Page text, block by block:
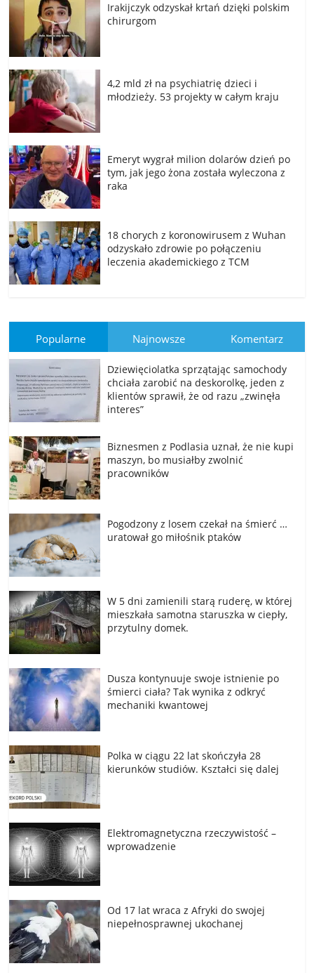
Irakijczyk odzyskał krtań dzięki polskim
chirurgom
4,2 mld zł na psychiatrię dzieci i
młodzieży. 53 projekty w całym kraju
Emeryt wygrał milion dolarów dzień po
tym, jak jego żona została wyleczona z
raka
18 chorych z koronowirusem z Wuhan
odzyskało zdrowie po połączeniu
leczenia akademickiego z TCM
Popularne Najnowsze Komentarz
Dziewięciolatka sprzątając samochody
chciała zarobić na deskorolkę, jeden z
klientów sprawił, że od razu „zwinęła
interes”
Biznesmen z Podlasia uznał, że nie kupi
maszyn, bo musiałby zwolnić
pracowników
Pogodzony z losem czekał na śmierć …
uratował go miłośnik ptaków
W 5 dni zamienili starą ruderę, w której
mieszkała samotna staruszka w ciepły,
przytulny domek.
Dusza kontynuuje swoje istnienie po
śmierci ciała? Tak wynika z odkryć
mechaniki kwantowej
Polka w ciągu 22 lat skończyła 28
kierunków studiów. Kształci się dalej
Elektromagnetyczna rzeczywistość –
wprowadzenie
Od 17 lat wraca z Afryki do swojej
niepełnosprawnej ukochanej